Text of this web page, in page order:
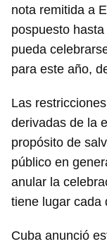
nota remitida a
pospuesto
pueda
para este año,
Las
derivadas de la
propósito de
público en
anular la
tiene lugar cada
Cuba anunció